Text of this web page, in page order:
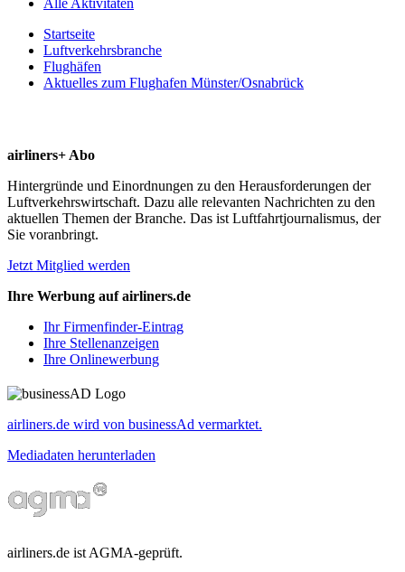
Startseite
Luftverkehrsbranche
Flughäfen
Aktuelles zum Flughafen Münster/Osnabrück
airliners+ Abo
Hintergründe und Einordnungen zu den Herausforderungen der
Luftverkehrswirtschaft. Dazu alle relevanten Nachrichten zu den
aktuellen Themen der Branche. Das ist Luftfahrtjournalismus, der
Sie voranbringt.
Jetzt Mitglied werden
Ihre Werbung auf airliners.de
Ihr Firmenfinder-Eintrag
Ihre Stellenanzeigen
Ihre Onlinewerbung
airliners.de wird von businessAd vermarktet.
Mediadaten herunterladen
airliners.de ist AGMA-geprüft.